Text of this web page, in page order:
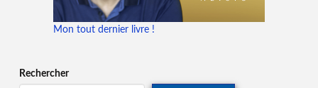
Mon tout dernier livre !
Rechercher